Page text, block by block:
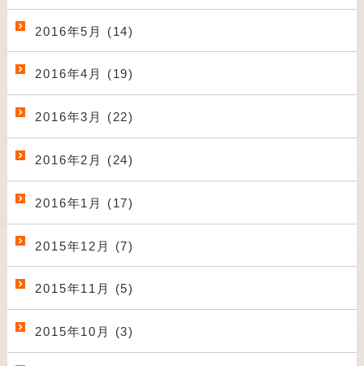
2016年5月 (14)
2016年4月 (19)
2016年3月 (22)
2016年2月 (24)
2016年1月 (17)
2015年12月 (7)
2015年11月 (5)
2015年10月 (3)